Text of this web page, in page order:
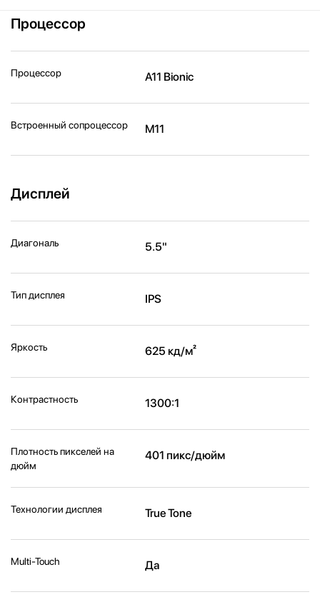
Процессор
Процессор A11 Bionic
Встроенный сопроцессор M11
Дисплей
Диагональ 5.5"
Тип дисплея IPS
Яркость 625 кд/м²
Контрастность 1300:1
Плотность пикселей на
дюйм
401 пикс/дюйм
Технологии дисплея True Tone
Multi-Touch Да